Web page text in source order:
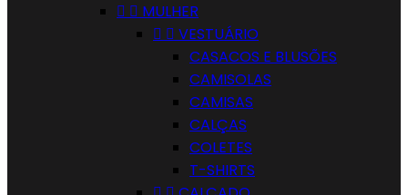
  MULHER
  VESTUÁRIO
CASACOS E BLUSÕES
CAMISOLAS
CAMISAS
CALÇAS
COLETES
T-SHIRTS